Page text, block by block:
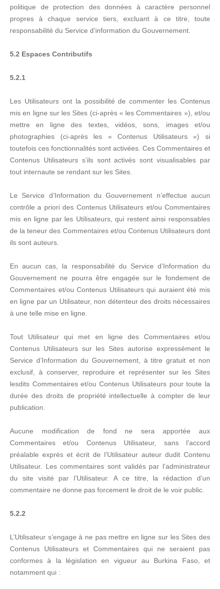
politique de protection des données à caractère personnel
propres à chaque service tiers, excluant à ce titre, toute
responsabilité du Service d’information du Gouvernement.
5.2 Espaces Contributifs
5.2.1
Les Utilisateurs ont la possibilité de commenter les Contenus
mis en ligne sur les Sites (ci-après « les Commentaires »), et/ou
mettre en ligne des textes, vidéos, sons, images et/ou
photographies (ci-après les « Contenus Utilisateurs ») si
toutefois ces fonctionnalités sont activées. Ces Commentaires et
Contenus Utilisateurs s’ils sont activés sont visualisables par
tout internaute se rendant sur les Sites.
Le Service d’Information du Gouvernement n’effectue aucun
contrôle a priori des Contenus Utilisateurs et/ou Commentaires
mis en ligne par les Utilisateurs, qui restent ainsi responsables
de la teneur des Commentaires et/ou Contenus Utilisateurs dont
ils sont auteurs.
En aucun cas, la responsabilité du Service d’Information du
Gouvernement ne pourra être engagée sur le fondement de
Commentaires et/ou Contenus Utilisateurs qui auraient été mis
en ligne par un Utilisateur, non détenteur des droits nécessaires
à une telle mise en ligne.
Tout Utilisateur qui met en ligne des Commentaires et/ou
Contenus Utilisateurs sur les Sites autorise expressément le
Service d’Information du Gouvernement, à titre gratuit et non
exclusif, à conserver, reproduire et représenter sur les Sites
lesdits Commentaires et/ou Contenus Utilisateurs pour toute la
durée des droits de propriété intellectuelle à compter de leur
publication.
Aucune modification de fond ne sera apportée aux
Commentaires et/ou Contenus Utilisateur, sans l’accord
préalable exprès et écrit de l’Utilisateur auteur dudit Contenu
Utilisateur. Les commentaires sont validés par l’administrateur
du site visité par l’Utilisateur. A ce titre, la rédaction d’un
commentaire ne donne pas forcement le droit de le voir public.
5.2.2
L’Utilisateur s’engage à ne pas mettre en ligne sur les Sites des
Contenus Utilisateurs et Commentaires qui ne seraient pas
conformes à la législation en vigueur au Burkina Faso, et
notamment qui :